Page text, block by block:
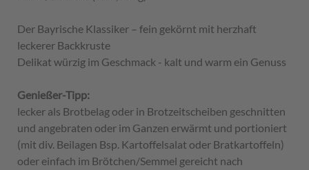
Der Bayrische Klassiker – fein gekörnt mit herzhaft
leckerer Backkruste
Delikat würzig im Geschmack - kalt und warm ein Genuss
Genießer-Tipp:
lecker als Brotbelag oder in Brotzeitscheiben geschnitten
und angebraten oder im Ganzen erwärmt und portioniert
(mit div. Beilagen Bsp. Kartoffelsalat oder Bratkartoffeln)
oder einfach im Brötchen/Semmel gereicht nach